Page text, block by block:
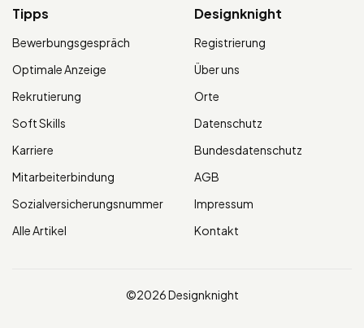
Tipps
Bewerbungsgespräch
Optimale Anzeige
Rekrutierung
Soft Skills
Karriere
Mitarbeiterbindung
Sozialversicherungsnummer
Alle Artikel
Designknight
Registrierung
Über uns
Orte
Datenschutz
Bundesdatenschutz
AGB
Impressum
Kontakt
©2026 Designknight